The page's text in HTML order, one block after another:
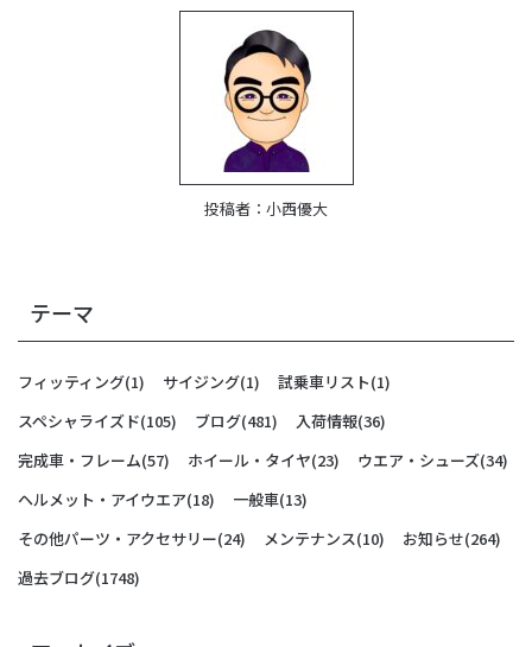
投稿者： 小西優大
テーマ
フィッティング(1) サイジング(1) 試乗車リスト(1)
スペシャライズド(105) ブログ(481) 入荷情報(36)
完成車・フレーム(57) ホイール・タイヤ(23) ウエア・シューズ(34)
ヘルメット・アイウエア(18) 一般車(13)
その他パーツ・アクセサリー(24) メンテナンス(10) お知らせ(264)
過去ブログ(1748)